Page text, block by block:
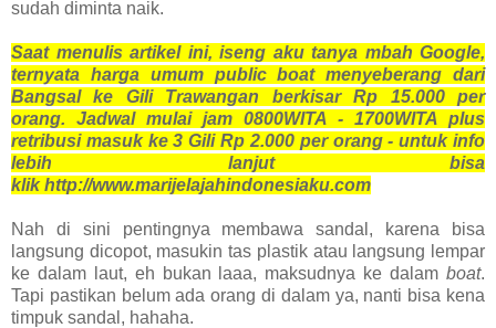
sudah diminta naik.
Saat menulis artikel ini, iseng aku tanya mbah Google,
ternyata harga umum public boat menyeberang dari
Bangsal ke Gili Trawangan berkisar Rp 15.000 per
orang. Jadwal mulai jam 0800WITA - 1700WITA plus
retribusi masuk ke 3 Gili Rp 2.000 per orang - untuk info
lebih lanjut bisa
klik http://www.marijelajahindonesiaku.com
Nah di sini pentingnya membawa sandal, karena bisa
langsung dicopot, masukin tas plastik atau langsung lempar
ke dalam laut, eh bukan laaa, maksudnya ke dalam boat.
Tapi pastikan belum ada orang di dalam ya, nanti bisa kena
timpuk sandal, hahaha.